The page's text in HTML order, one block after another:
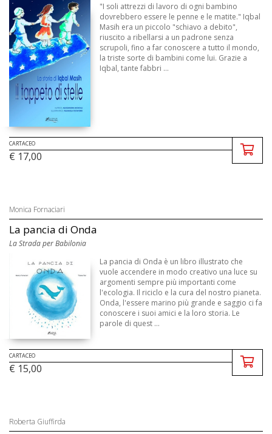
"I soli attrezzi di lavoro di ogni bambino
dovrebbero essere le penne e le matite." Iqbal
Masih era un piccolo "schiavo a debito",
riuscito a ribellarsi a un padrone senza
scrupoli, fino a far conoscere a tutto il mondo,
la triste sorte di bambini come lui. Grazie a
Iqbal, tante fabbri ...
CARTACEO
€ 17,00
Monica Fornaciari
La pancia di Onda
La Strada per Babilonia
La pancia di Onda è un libro illustrato che
vuole accendere in modo creativo una luce su
argomenti sempre più importanti come
l'ecologia. Il riciclo e la cura del nostro pianeta.
Onda, l'essere marino più grande e saggio ci fa
conoscere i suoi amici e la loro storia. Le
parole di quest ...
CARTACEO
€ 15,00
Roberta Giuffirda